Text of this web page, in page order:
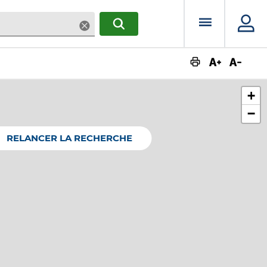
SupprimerRECHERCHERMenu
+
−
RELANCER LA RECHERCHE